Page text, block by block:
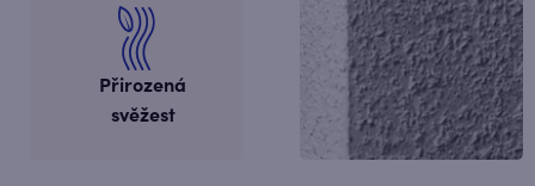
Přirozená
svěžest